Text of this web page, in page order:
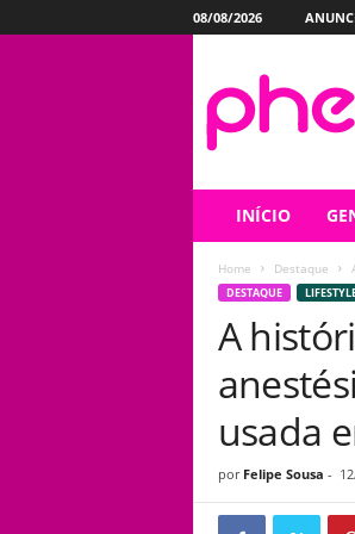
08/08/2026
INÍCIO
Home Destaque
DESTAQUE
A
usada
por Felipe Sousa -